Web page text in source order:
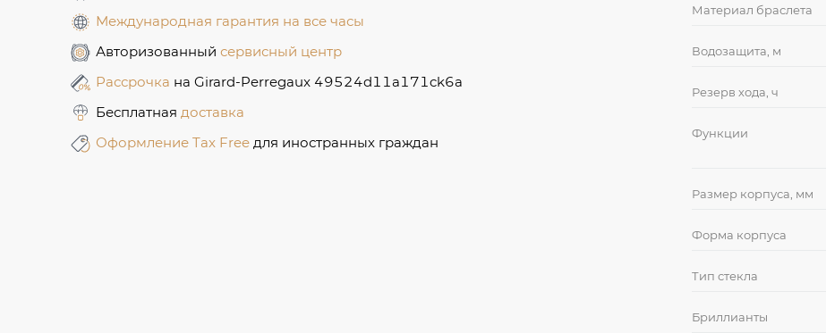
Международная гарантия на все часы
Авторизованный сервисный центр
Рассрочка на Girard-Perregaux 49524d11a171ck6a
Бесплатная доставка
Оформление Tax Free для иностранных граждан
Материал браслета
Водозащита, м
Резерв хода, ч
Функции
Размер корпуса, мм
Форма корпуса
Тип стекла
Бриллианты